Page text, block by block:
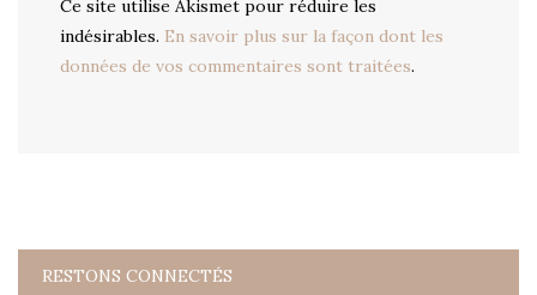
Ce site utilise Akismet pour réduire les
indésirables. En savoir plus sur la façon dont les
données de vos commentaires sont traitées.
RESTONS CONNECTÉS